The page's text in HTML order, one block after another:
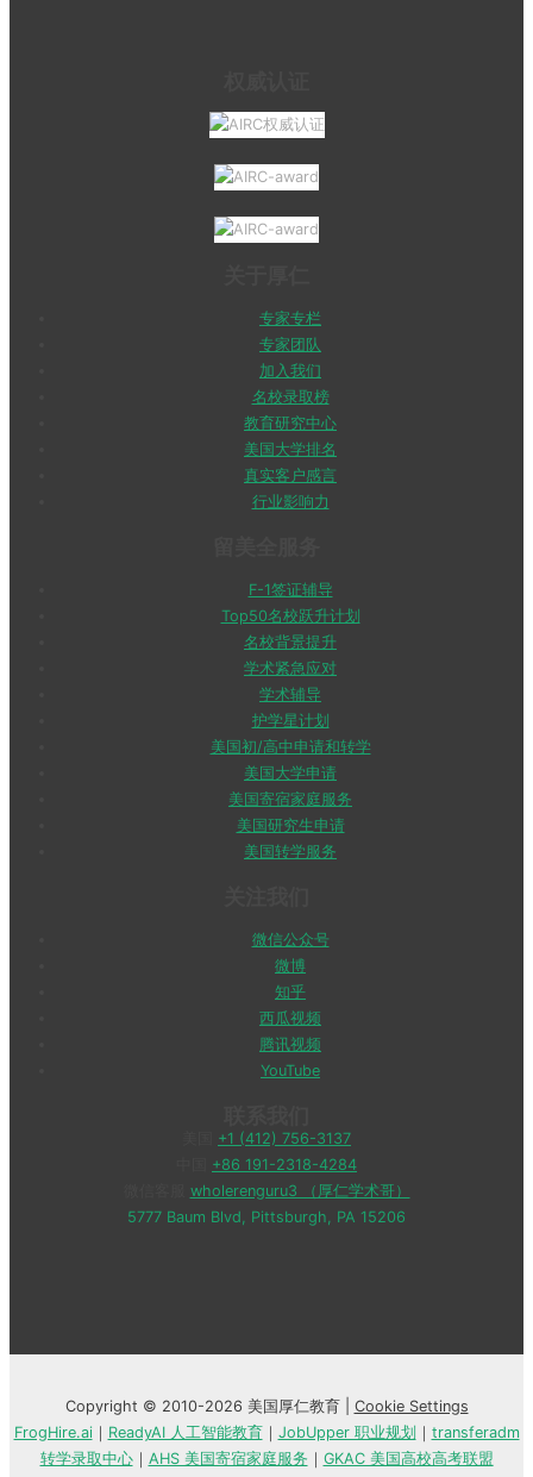
专家专栏
专家团队
加入我们
名校录取榜
教育研究中心
美国大学排名
真实客户感言
行业影响力
F-1签证辅导
Top50名校跃升计划
名校背景提升
学术紧急应对
学术辅导
护学星计划
美国初/高中申请和转学
美国大学申请
美国寄宿家庭服务
美国研究生申请
美国转学服务
微信公众号
微博
知乎
西瓜视频
腾讯视频
YouTube
+1 (412) 756-3137
+86 191-2318-4284
wholerenguru3 （厚仁学术哥）
5777 Baum Blvd, Pittsburgh, PA 15206
Copyright © 2010-2026 美国厚仁教育 | Cookie Settings
FrogHire.ai｜ ReadyAI 人工智能教育｜ JobUpper 职业规划 ｜ transferadm
转学录取中心｜ AHS 美国寄宿家庭服务 ｜ GKAC 美国高校高考联盟